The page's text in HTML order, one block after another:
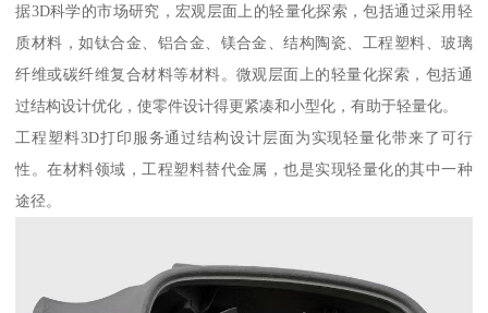
据3D科学的市场研究，宏观层面上的轻量化探索，包括通过采用轻
质材料，如钛合金、铝合金、镁合金、结构陶瓷、工程塑料、玻璃
纤维或碳纤维复合材料等材料。微观层面上的轻量化探索，包括通
过结构设计优化，使零件设计得更紧凑和小型化，有助于轻量化。
工程塑料3D打印服务通过结构设计层面为实现轻量化带来了可行
性。在材料领域，工程塑料替代金属，也是实现轻量化的其中一种
途径。